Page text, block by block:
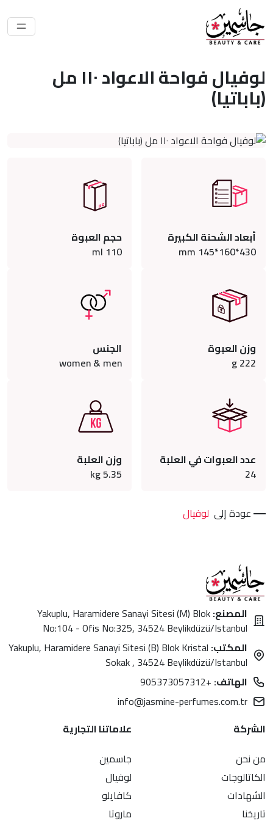
لوفيال فواحة الاعواد ١١٠ مل
(باباتيا)
أبعاد الشحنة الكبيرة
430*160*145 mm
حجم العبوة
110
وزن العبوة
222
الجنس
women & men
عدد العبوات في العلبة
24
وزن العلبة
5.35
عودة إلى لوفيال
المصنع:Yakuplu, Haramidere Sanayi Sitesi (M) Blok
No:104 - Ofis No:325, 34524 Beylikdüzü/Istanbul
المكتب: Yakuplu, Haramidere Sanayi Sitesi (B) Blok Kristal
Sokak , 34524 Beylikdüzü/Istanbul
الهاتف: +905373057312
info@jasmine-perfumes.com.tr
الشركة
من نحن
الكاتالوجات
الشهادات
تاريخنا
علاماتنا التجارية
جاسمين
لوفيال
كافايلو
ماروتا